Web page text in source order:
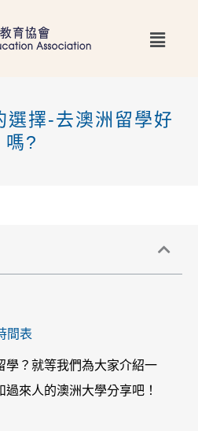
Main
選擇-去澳洲留學好
嗎?
間表
學？就等我們為大家介紹一
來人的澳洲大學分享吧！